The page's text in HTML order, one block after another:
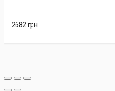
2682 грн.